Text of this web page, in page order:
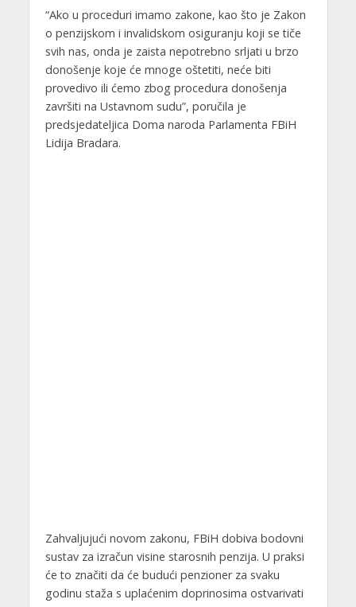
“Ako u proceduri imamo zakone, kao što je Zakon
o penzijskom i invalidskom osiguranju koji se tiče
svih nas, onda je zaista nepotrebno srljati u brzo
donošenje koje će mnoge oštetiti, neće biti
provedivo ili ćemo zbog procedura donošenja
završiti na Ustavnom sudu”, poručila je
predsjedateljica Doma naroda Parlamenta FBiH
Lidija Bradara.
Zahvaljujući novom zakonu, FBiH dobiva bodovni
sustav za izračun visine starosnih penzija. U praksi
će to značiti da će budući penzioner za svaku
godinu staža s uplaćenim doprinosima ostvarivati